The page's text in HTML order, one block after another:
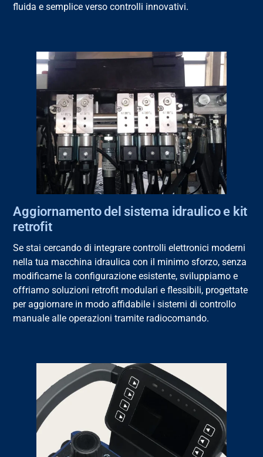
fluida e semplice verso controlli innovativi.
Aggiornamento del sistema idraulico e kit
retrofit
Se stai cercando di integrare controlli elettronici moderni
nella tua macchina idraulica con il minimo sforzo, senza
modificarne laconfigurazione esistente,sviluppiamo e
offriamo soluzioni retrofit modulari e flessibili, progettate
per aggiornare in modo affidabile i sistemi di controllo
manualealle operazioni tramite radiocomando.